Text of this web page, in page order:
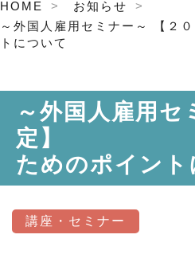
HOME
お知らせ
～外国人雇用セミナー～
トについて
～外国人雇用セ
定】 「育
ためのポイント
講座・セミナー